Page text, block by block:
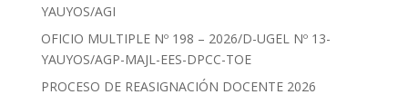
YAUYOS/AGI
OFICIO MULTIPLE Nº 198 – 2026/D-UGEL Nº 13-
YAUYOS/AGP-MAJL-EES-DPCC-TOE
PROCESO DE REASIGNACIÓN DOCENTE 2026